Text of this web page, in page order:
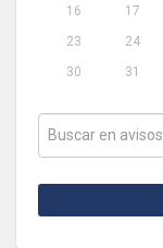
16
17
23
24
30
31